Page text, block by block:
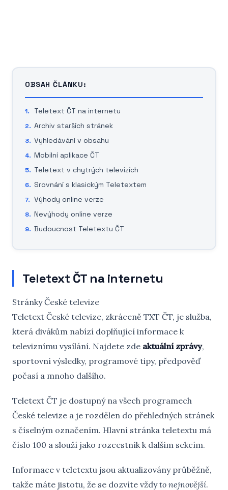
OBSAH ČLÁNKU:
Teletext ČT na internetu
Archiv starších stránek
Vyhledávání v obsahu
Mobilní aplikace ČT
Teletext v chytrých televizích
Srovnání s klasickým Teletextem
Výhody online verze
Nevýhody online verze
Budoucnost Teletextu ČT
Teletext ČT na internetu
Stránky České televize
Teletext České televize, zkráceně TXT ČT, je služba,
která divákům nabízí doplňující informace k
televiznímu vysílání. Najdete zde aktuální zprávy,
sportovní výsledky, programové tipy, předpověď
počasí a mnoho dalšího.
Teletext ČT je dostupný na všech programech
České televize a je rozdělen do přehledných stránek
s číselným označením. Hlavní stránka teletextu má
číslo 100 a slouží jako rozcestník k dalším sekcím.
Informace v teletextu jsou aktualizovány průběžně,
takže máte jistotu, že se dozvíte vždyto nejnovější.